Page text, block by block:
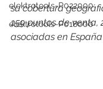
elektrotools-P022000
elektrotools-P018000
su cobertura
159 puntos de venta,
asociadas en